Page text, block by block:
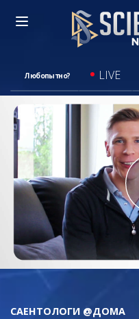
Любопытно? LIVE
САЕНТОЛОГИ @ДОМА